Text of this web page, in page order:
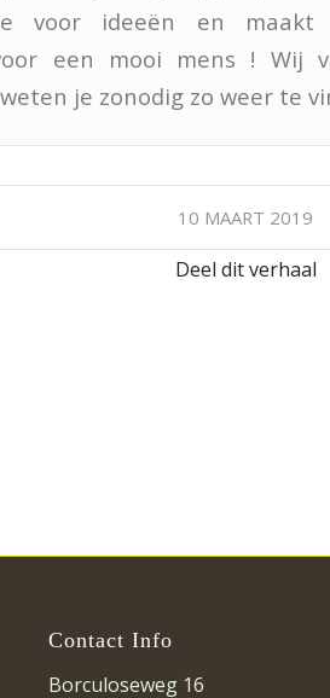
voor ideeën en maakt
een mooi mens ! Wij
je zonodig zo weer te
10 MAART 2019
Deel dit verhaal
Contact Info
Borculoseweg 16